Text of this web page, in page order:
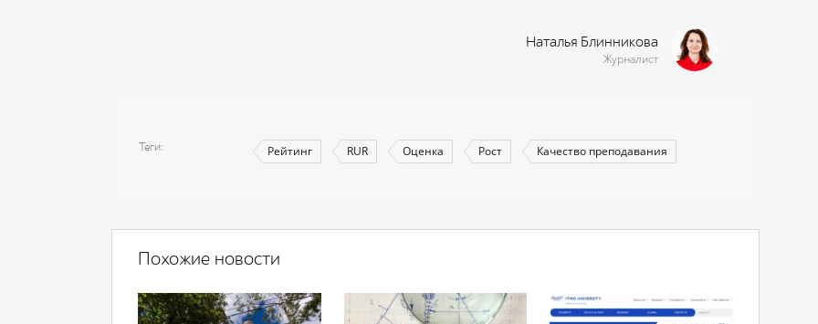
Наталья Блинникова
Журналист
Теги Рейтинг RUR Оценка Рост Качество преподавания
Похожие новости